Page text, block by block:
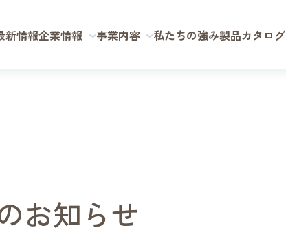
新情報企業情報 事業内容 私たちの強み製品カタログ
お知らせ